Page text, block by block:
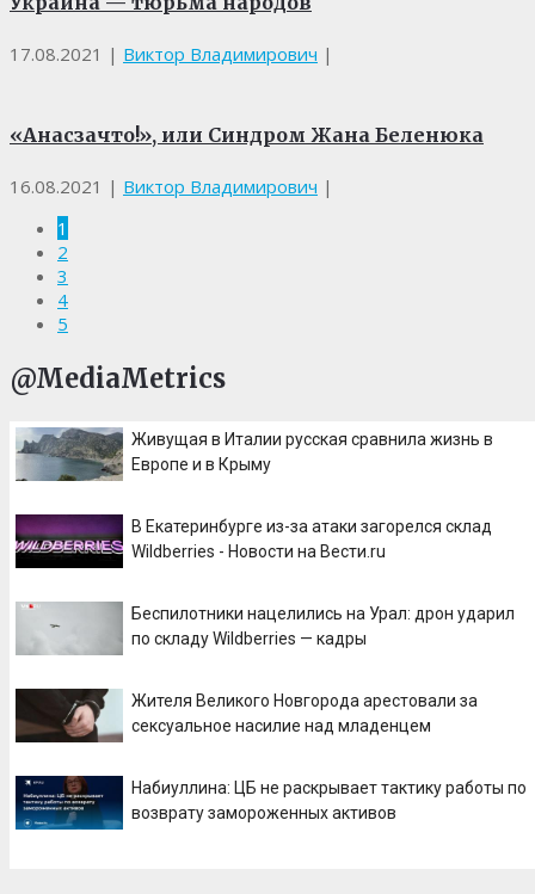
17.08.2021 | Виктор Владимирович |
«Анасзачто!», или Синдром Жана Беленюка
16.08.2021 | Виктор Владимирович |
1
2
3
4
5
@MediaMetrics
Живущая в Италии русская сравнила жизнь в
Европе и в Крыму
В Екатеринбурге из-за атаки загорелся склад
Wildberries - Новости на Вести.ru
Беспилотники нацелились на Урал: дрон ударил
по складу Wildberries — кадры
Жителя Великого Новгорода арестовали за
сексуальное насилие над младенцем
Набиуллина: ЦБ не раскрывает тактику работы по
возврату замороженных активов